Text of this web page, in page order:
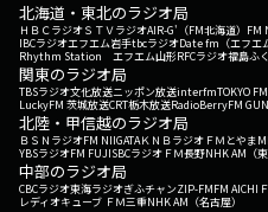
北海道・東北のラジオ局
ＨＢＣラジオＳＴＶラジオAIR-G'（FM北海道） FM
IBCラジオエフエム岩手tbcラジオDate fm（エフエ
Rhythm Station エフエム山形RFCラジオ福島ふ
関東のラジオ局
TBSラジオ文化放送ニッポン放送interfmTOKYO FM
LuckyFM 茨城放送CRT栃木放送RadioBerryFM
北陸・甲信越のラジオ局
ＢＳＮラジオFM NIIGATAＫＮＢラジオ ＦＭとやま
YBSラジオFM FUJISBCラジオ ＦＭ長野NHK AM（東
中部のラジオ局
CBCラジオ東海ラジオぎふチャンZIP-FMFM AICHI
レディオキューブ ＦＭ三重NHK AM（名古屋）